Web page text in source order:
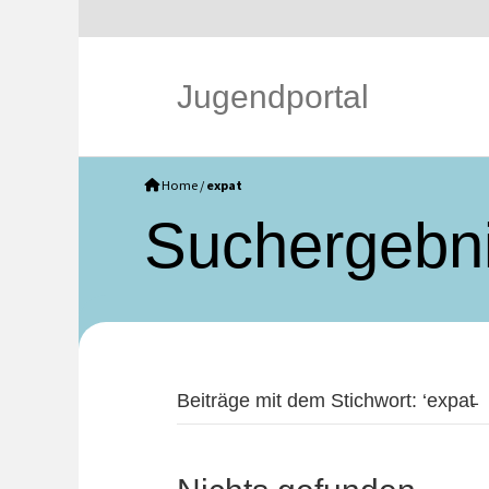
Jugendportal
Home / expat
Beiträge mit dem Stichwort: ‘expat̵